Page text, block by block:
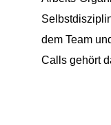
dem Team
Calls gehört